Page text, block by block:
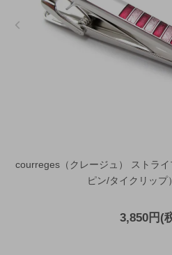
courreges（クレージュ） ストラ
ピン/タイクリップ
3,850円(